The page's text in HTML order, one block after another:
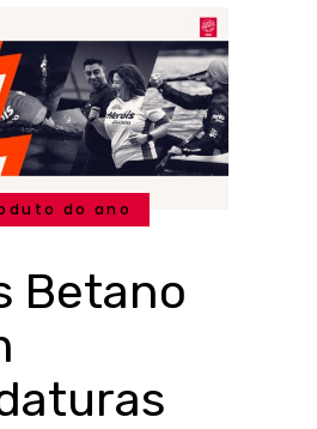
do ano
Betano